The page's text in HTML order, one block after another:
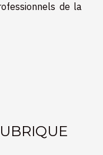
de la